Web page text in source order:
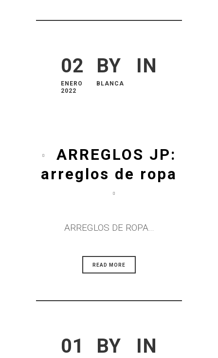
02
ENERO
2022
BY
BLANCA
IN
ARREGLOS JP:
arreglos de ropa
ARREGLOS DE ROPA...
READ MORE
01 BY IN